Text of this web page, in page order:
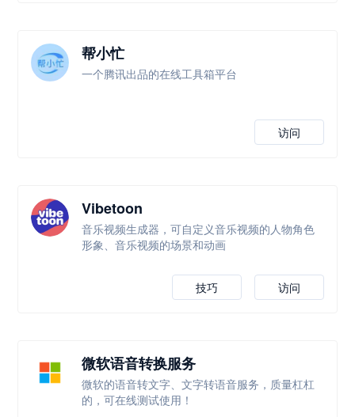
帮小忙
一个腾讯出品的在线工具箱平台
访问
Vibetoon
音乐视频生成器，可自定义音乐视频的人物角色
形象、音乐视频的场景和动画
访问
技巧
微软语音转换服务
微软的语音转文字、文字转语音服务，质量杠杠
的，可在线测试使用！